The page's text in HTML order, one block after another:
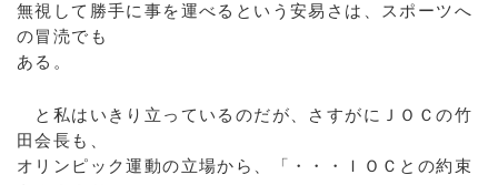
無視して勝手に事を運べるという安易さは、スポーツへ
の冒涜でも
ある。
と私はいきり立っているのだが、さすがにＪＯＣの竹
田会長も、
オリンピック運動の立場から、「・・・ＩＯＣとの約束